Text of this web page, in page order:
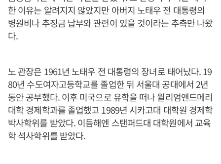
한 이유는 알려지지 않았지만 아버지 노태우 전 대통령의
병원비나 추징금 납부와 관련이 있을 것이라는 추측만 나왔
다.
노 관장은 1961년 노태우 전 대통령의 장녀로 태어났다. 19
80년 수도여자고등학교를 졸업한 뒤 서울대 공대에서 2년
동안 공부했다. 이후 미국으로 유학을 떠나 윌리엄앤드메리
대학 경제학과를 졸업했고 1989년 시카고대 대학원 경제학
박사학위를 받았다. 이듬해엔 스탠퍼드대 대학원에서 교육
학 석사학위를 받았다.